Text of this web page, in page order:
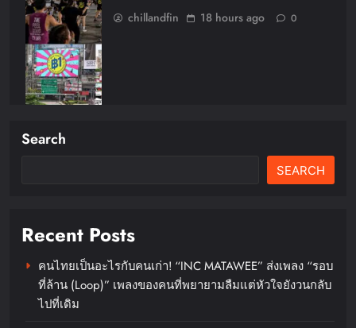
chillandfin 18 hours ago 0
BamBam ถ่ายทอดภาพลักษณ์ใหม่
ผ่านเครือข่ายสื่อ OOH ในระบบ
chillandfin
Search
SEARCH
Recent Posts
คนไทยเป็นอะไรกับคนเก่า! “INC MATAWEE” ส่งเพลง “รอบ
ที่ล้าน (Loop)” เพลงของคนที่พยายามลืมแต่หัวใจยังวนกลับ
ไปที่เดิม